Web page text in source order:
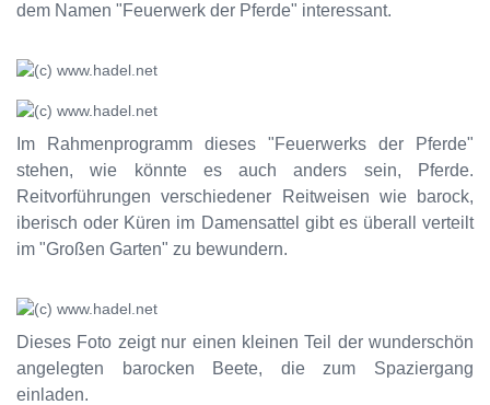
dem Namen "Feuerwerk der Pferde" interessant.
Im Rahmenprogramm dieses "Feuerwerks der Pferde"
stehen, wie könnte es auch anders sein, Pferde.
Reitvorführungen verschiedener Reitweisen wie barock,
iberisch oder Küren im Damensattel gibt es überall verteilt
im "Großen Garten" zu bewundern.
Dieses Foto zeigt nur einen kleinen Teil der wunderschön
angelegten barocken Beete, die zum Spaziergang
einladen.